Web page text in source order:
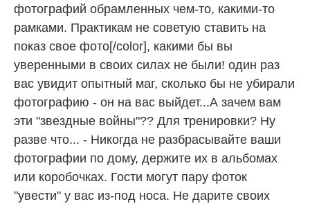
фотографий обрамленных чем-то, какими-то
рамками. Практикам не советую ставить на
показ свое фото[/color], какими бы вы
уверенными в своих силах не были! один раз
вас увидит опытный маг, сколько бы не убирали
фотографию - он на вас выйдет...А зачем вам
эти "звездные войны"?? Для тренировки? Ну
разве что... - Никогда не разбрасывайте ваши
фотографии по дому, держите их в альбомах
или коробочках. Гости могут пару фоток
"увести" у вас из-под носа. Не дарите своих